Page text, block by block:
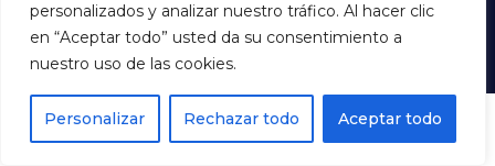
personalizados y analizar nuestro tráfico. Al hacer clic
en “Aceptar todo” usted da su consentimiento a
nuestro uso de las cookies.
Personalizar Rechazar todo Aceptar todo